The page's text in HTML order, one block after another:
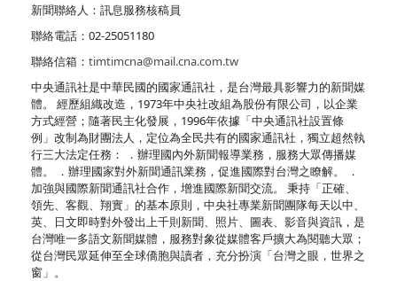
新聞聯絡人：訊息服務核稿員
聯絡電話：02-25051180
聯絡信箱： timtimcna@mail.cna.com.tw
中央通訊社是中華民國的國家通訊社，是台灣最具影響力的新聞媒
體。 經歷組織改造，1973年中央社改組為股份有限公司，以企業
方式經營；隨著民主化發展，1996年依據「中央通訊社設置條
例」改制為財團法人，定位為全民共有的國家通訊社，獨立超然執
行三大法定任務： ．辦理國內外新聞報導業務，服務大眾傳播媒
體。 ．辦理國家對外新聞通訊業務，促進國際對台灣之瞭解。 ．
加強與國際新聞通訊社合作，增進國際新聞交流。 秉持「正確、
領先、客觀、翔實」的基本原則，中央社專業新聞團隊每天以中、
英、日文即時對外發出上千則新聞、照片、圖表、影音與資訊，是
台灣唯一多語文新聞媒體，服務對象從媒體客戶擴大為閱聽大眾；
從台灣民眾延伸至全球僑胞與讀者，充分扮演「台灣之眼，世界之
窗」。